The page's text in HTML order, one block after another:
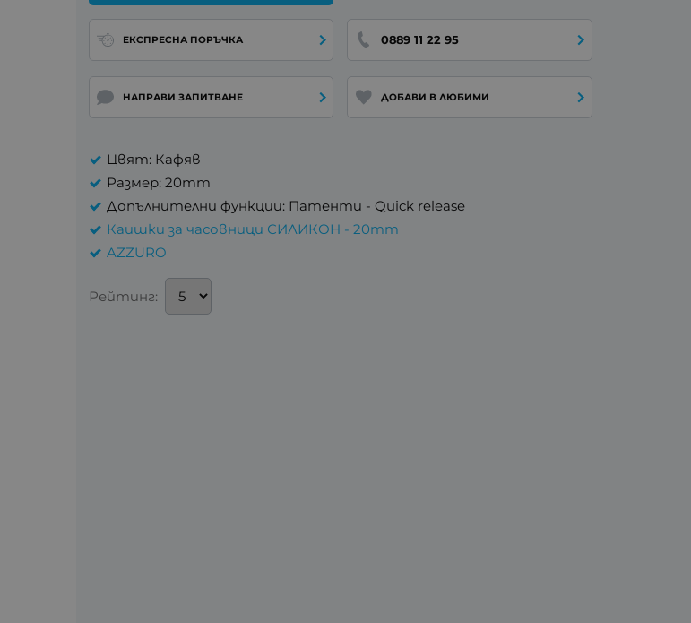
ЕКСПРЕСНА ПОРЪЧКА 0889 11 22 95
НАПРАВИ ЗАПИТВАНЕ ДОБАВИ В ЛЮБИМИ
Цвят: Кафяв
Размер: 20mm
Допълнителни функции: Патенти - Quick release
Каишки за часовници СИЛИКОН - 20mm
AZZURO
Рейтинг: